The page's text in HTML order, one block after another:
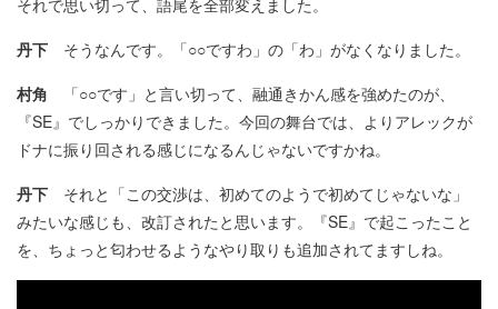
丹下 そうなんです。「○○ですわ」の「わ」がなくなりました。
村角 「○○です」と言い切って、融通きかん感を強めたのが、
『SE』でしっかりできました。今回の舞台では、よりアレックが
ドナに振り回される感じになるんじゃないですかね。
丹下 それと「この交渉は、初めてのようで初めてじゃないな」
みたいな感じも、改訂されたと思います。『SE』で起こったこと
を、ちょっと匂わせるようなやり取りも追加されてますしね。